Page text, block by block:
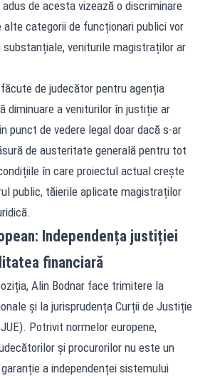
de acesta vizează o discriminare
categorii de funcționari publici vor
substanțiale, veniturile magistraților ar
de judecător pentru agenția
diminuare a veniturilor în justiție ar
punct de vedere legal doar dacă s-ar
de austeritate generală pentru tot
în care proiectul actual crește
public, tăierile aplicate magistraților
Independența justiției
financiară
Alin Bodnar face trimitere la
și la jurisprudența Curții de Justiție
Potrivit normelor europene,
și procurorilor nu este un
a independenței sistemului